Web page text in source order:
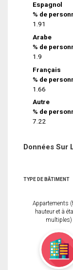
Espagnol
% de
1.91
Arabe
% de
1.9
Français
% de
1.66
Autre
% de
7.22
Données Sur
TYPE DE BÂTIMENT
Appartements
hauteur et à
multiples)